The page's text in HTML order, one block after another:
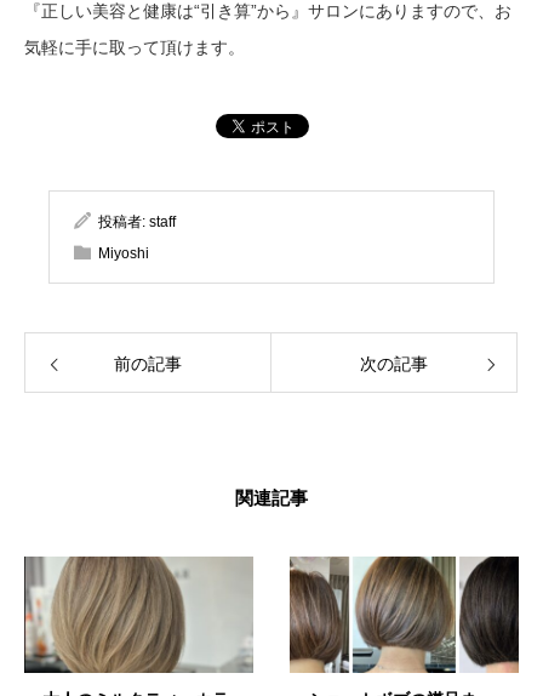
『正しい美容と健康は“引き算”から』サロンにありますので、お
気軽に手に取って頂けます。
投稿者: staff
Miyoshi
前の記事 次の記事
関連記事